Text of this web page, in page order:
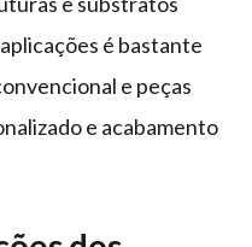
é bastante
e peças
e acabamento